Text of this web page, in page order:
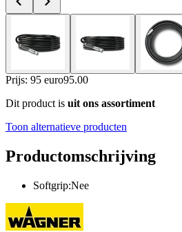
Prijs: 95 euro95.00
Dit product is uit ons assortiment
Toon alternatieve producten
Productomschrijving
Softgrip:Nee